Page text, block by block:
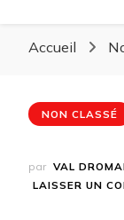
Accueil
NON CLASSÉ
par VAL
LAISSER UN